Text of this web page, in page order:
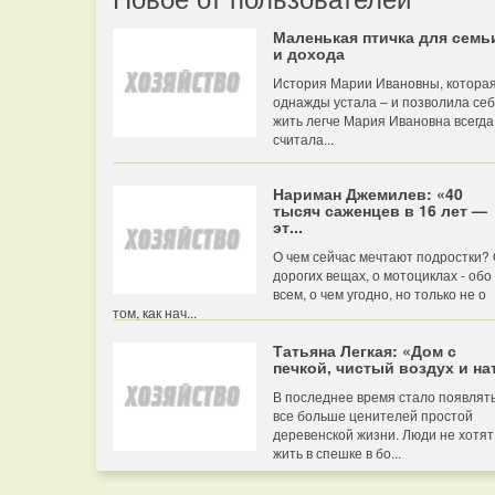
Маленькая птичка для
и дохода
История Марии Ивановны, которая
однажды устала – и позволила
жить легче Мария Ивановна всегда
считала...
Нариман Джемилев: «40
тысяч саженцев в 16 лет —
эт...
О чем сейчас мечтают подростки?
дорогих вещах, о мотоциклах - обо
всем, о чем угодно, но только не о
том, как нач...
Татьяна Легкая: «Дом с
печкой, чистый воздух и
В последнее время стало
все больше ценителей простой
деревенской жизни. Люди не хотят
жить в спешке в бо...